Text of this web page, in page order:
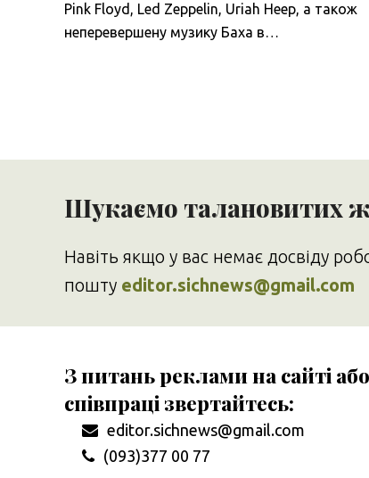
Pink Floyd, Led Zeppelin, Uriah Heep, а також
неперевершену музику Баха в…
Шукаємо талановитих
Навіть якщо у вас немає досвіду
пошту editor.sichnews@gmail.com
З питань реклами на сайті або
співпраці звертайтесь:
editor.sichnews@gmail.com
(093)377 00 77